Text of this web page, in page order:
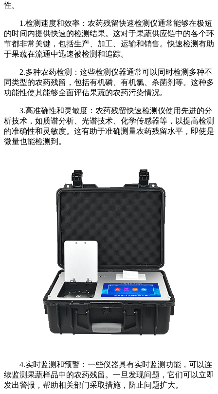
性。
1.检测速度和效率：农药残留快速检测仪通常能够在极短
的时间内提供快速的检测结果。这对于果蔬供应链中的各个环
节都非常关键，包括生产、加工、运输和销售。快速检测有助
于果蔬在流通中迅速被检测和追踪。
2.多种农药检测：这些检测仪器通常可以同时检测多种不
同类型的农药残留，包括有机磷、有机氯、杀菌剂等。这种多
功能性使其能够全面评估果蔬的农药污染情况。
3.高准确性和灵敏度：农药残留快速检测仪使用先进的分
析技术，如质谱分析、光谱技术、化学传感器等，以提高检测
的准确性和灵敏度。这有助于准确测量农药残留水平，即使是
微量也能检测到。
4.实时监测和预警：一些仪器具有实时监测功能，可以连
续监测果蔬样品中的农药残留。一旦发现问题，它们可以立即
发出警报，帮助相关部门采取措施，防止问题扩大。